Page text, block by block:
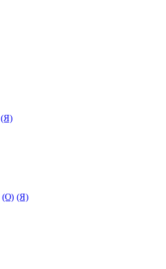
(Я)
(O) (Я)